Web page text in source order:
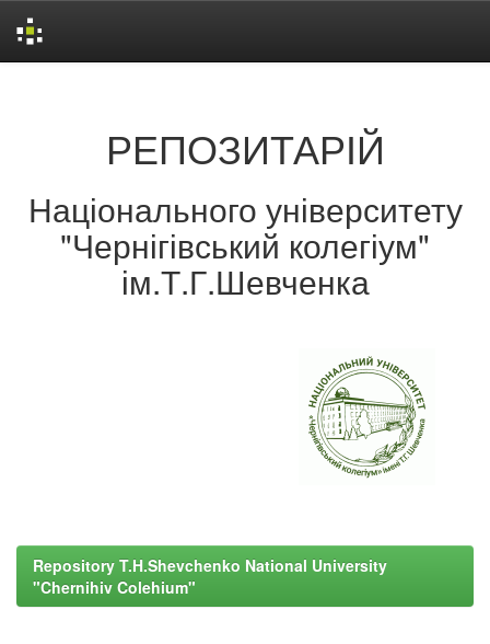
РЕПОЗИТАРІЙ
Національного університету
"Чернігівський колегіум"
ім.Т.Г.Шевченка
Repository T.H.Shevchenko National University
"Chernihiv Colehium"